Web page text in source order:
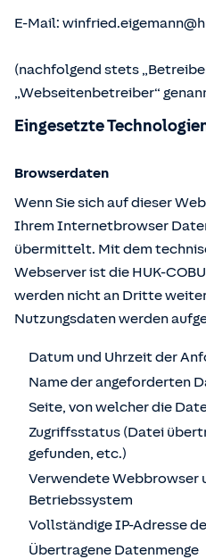
E-Mail:
(nachfolgend stets
„Webseitenbetreiber“
Eingesetzte
Browserdaten
Wenn Sie sich auf dieser
Ihrem Internetbrowser
übermittelt. Mit dem
Webserver ist die HUK-
werden nicht an Dritte
Nutzungsdaten werden
Datum und Uhrzeit der
Name der angeforderten
Seite, von welcher die
Zugriffsstatus (Datei
gefunden, etc.)
Verwendete Webbrowser
Betriebssystem
Vollständige IP-Adresse
Übertragene Datenmenge